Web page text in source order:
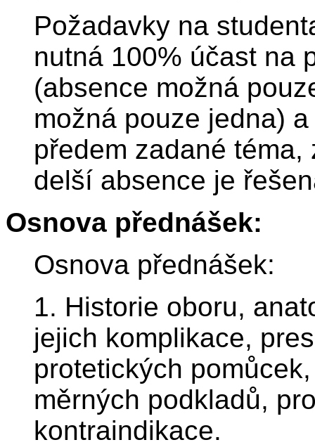
Požadavky na
nutná 100% účast na
(absence možná
možná pouze jedna)
předem zadané
delší absence je
Osnova přednášek:
Osnova přednášek:
1. Historie oboru,
jejich komplikace,
protetických
měrných podkladů,
kontraindikace.